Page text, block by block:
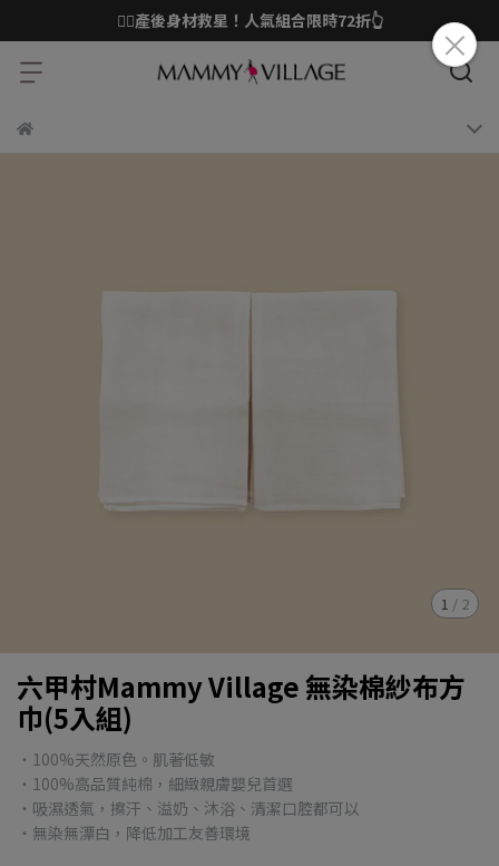
❤️‍🔥產後身材救星！人氣組合限時72折👆
1 / 2
六甲村Mammy Village 無染棉紗布方
巾(5入組)
・100%天然原色。肌著低敏
・100%高品質純棉，細緻親膚嬰兒首選
・吸濕透氣，擦汗、溢奶、沐浴、清潔口腔都可以
・無染無漂白，降低加工友善環境